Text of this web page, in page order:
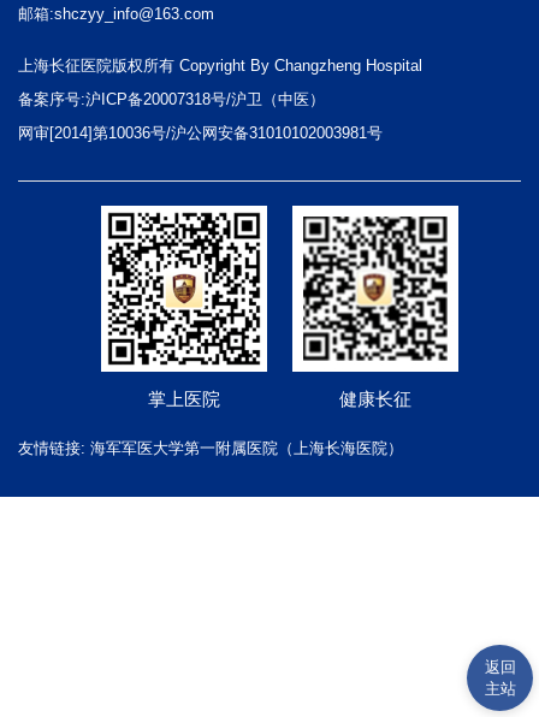
返回
主站
邮箱:shczyy_info@163.com
上海长征医院版权所有 Copyright By Changzheng Hospital
备案序号:沪ICP备20007318号/沪卫（中医）
网审[2014]第10036号/沪公网安备31010102003981号
掌上医院 健康长征
友情链接: 海军军医大学第一附属医院（上海长海医院）